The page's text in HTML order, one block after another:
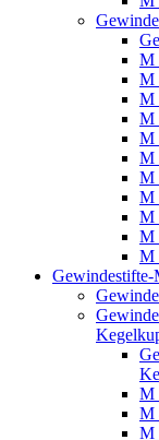
M
M
M
M
M
M
M
M
M
M
M
Gewindestifte-
M
M
M